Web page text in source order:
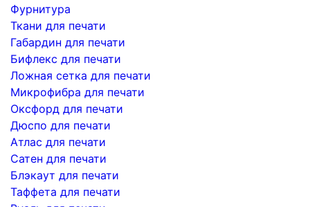
Фурнитура
Ткани для печати
Габардин для печати
Бифлекс для печати
Ложная сетка для печати
Микрофибра для печати
Оксфорд для печати
Дюспо для печати
Атлас для печати
Сатен для печати
Блэкаут для печати
Таффета для печати